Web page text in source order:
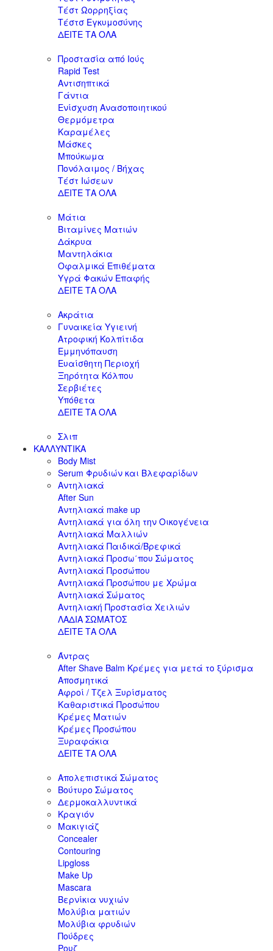
Τέστ Ωορρηξίας
Τέστσ Εγκυμοσύνης
ΔΕΙΤΕ ΤΑ ΟΛΑ
Προστασία από Ιούς
Rapid Test
Αντισηπτικά
Γάντια
Ενίσχυση Ανασοποιητικού
Θερμόμετρα
Καραμέλες
Μάσκες
Μπούκωμα
Πονόλαιμος / Βήχας
Τέστ Ιώσεων
ΔΕΙΤΕ ΤΑ ΟΛΑ
Μάτια
Βιταμίνες Ματιών
Δάκρυα
Μαντηλάκια
Οφαλμικά Επιθέματα
Υγρά Φακών Επαφής
ΔΕΙΤΕ ΤΑ ΟΛΑ
Ακράτια
Γυναικεία Υγιεινή
Ατροφική Κολπίτιδα
Εμμηνόπαυση
Ευαίσθητη Περιοχή
Ξηρότητα Κόλπου
Σερβιέτες
Υπόθετα
ΔΕΙΤΕ ΤΑ ΟΛΑ
Σλιπ
ΚΑΛΛΥΝΤΙΚΑ
Body Mist
Serum Φρυδιών και Βλεφαρίδων
Αντηλιακά
After Sun
Αντηλιακά make up
Αντηλιακά για όλη την Οικογένεια
Αντηλιακά Μαλλιών
Αντηλιακά Παιδικά/Βρεφικά
Αντηλιακά Προσω΄που Σώματος
Αντηλιακά Προσώπου
Αντηλιακά Προσώπου με Χρώμα
Αντηλιακά Σώματος
Αντηλιακή Προστασία Χειλιών
ΛΑΔΙΑ ΣΩΜΑΤΟΣ
ΔΕΙΤΕ ΤΑ ΟΛΑ
Άντρας
After Shave Balm Κρέμες για μετά το ξύρισμα
Αποσμητικά
Αφροί / Τζελ Ξυρίσματος
Καθαριστικά Προσώπου
Κρέμες Ματιών
Κρέμες Προσώπου
Ξυραφάκια
ΔΕΙΤΕ ΤΑ ΟΛΑ
Απολεπιστικά Σώματος
Βούτυρο Σώματος
Δερμοκαλλυντικά
Κραγιόν
Μακιγιάζ
Concealer
Contouring
Lipgloss
Make Up
Mascara
Βερνίκια νυχιών
Μολύβια ματιών
Μολύβια φρυδιών
Πούδρες
Ρουζ